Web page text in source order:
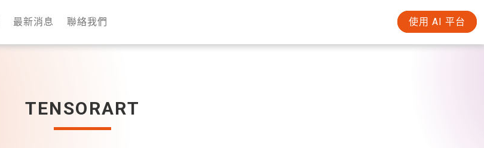
最新消息 聯絡我們 使用 AI 平台
TENSORART